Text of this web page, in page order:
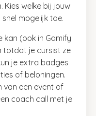
Kies welke bij jouw
mogelijk toe.
kan (ook in Gamify
totdat je cursist ze
je extra badges
of beloningen.
van een event of
coach call met je